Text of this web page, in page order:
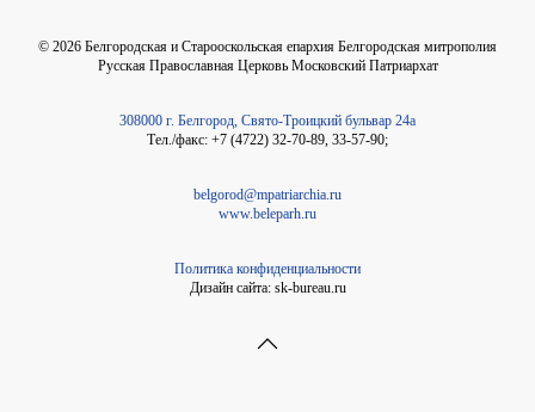
© 2026 Белгородская и Старооскольская епархия Белгородская митрополия
Русская Православная Церковь Московский Патриархат
308000 г. Белгород, Свято-Троицкий бульвар 24а
Тел./факс: +7 (4722) 32-70-89, 33-57-90;
belgorod@mpatriarchia.ru
www.beleparh.ru
Политика конфиденциальности
Дизайн сайта: sk-bureau.ru